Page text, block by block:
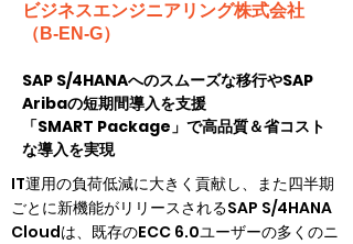
ビジネスエンジニアリング株式会社
（B-EN-G）
SAP S/4HANAへのスムーズな移行やSAP
Aribaの短期間導入を支援
「SMART Package」で高品質＆省コスト
な導入を実現
IT運用の負荷低減に大きく貢献し、また四半期
ごとに新機能がリリースされるSAP S/4HANA
Cloudは、既存のECC 6.0ユーザーの多くのニ